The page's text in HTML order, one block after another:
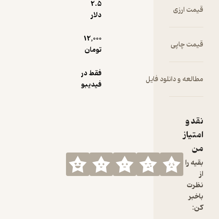
دربار خان
قیمت ارزی
2.۵
دلار
قیمت چاپی
12,000
تومان
مطالعه و دانلود فایل
فقط در
فیدیبو
نقد و
امتیاز
من
بقیه را
نظرت
باخبر
کن: